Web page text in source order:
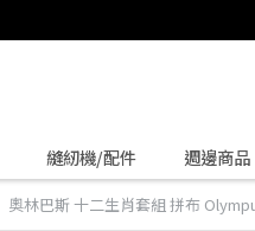
縫紉機/配件 週邊商品
奧林巴斯 十二生肖套組 拼布